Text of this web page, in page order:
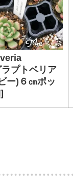
プトベリア
ー)６㎝ポッ